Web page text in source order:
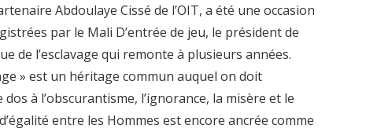
Abdoulaye Cissé de l’OIT, a été une occasion
par le Mali D’entrée de jeu, le président de
de l’esclavage qui remonte à plusieurs années.
» est un héritage commun auquel on doit
à l’obscurantisme, l’ignorance, la misère et le
entre les Hommes est encore ancrée comme